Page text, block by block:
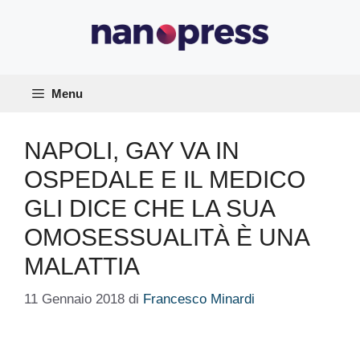
Menu
NAPOLI, GAY VA IN
OSPEDALE E IL MEDICO
GLI DICE CHE LA SUA
OMOSESSUALITÀ È UNA
MALATTIA
11 Gennaio 2018 di Francesco Minardi